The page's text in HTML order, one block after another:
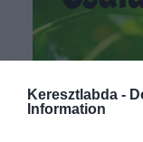
Keresztlabda -
Information